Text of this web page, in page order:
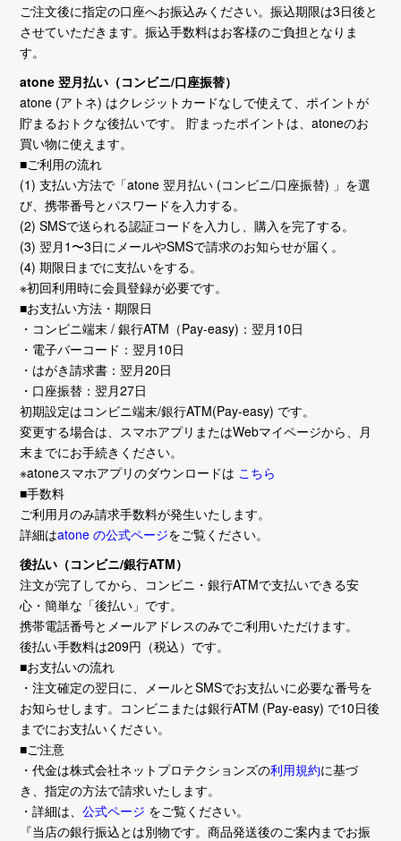
ご注文後に指定の口座へお振込みください。振込期限は3日後と
させていただきます。振込手数料はお客様のご負担となりま
す。
atone 翌月払い（コンビニ/口座振替）
atone (アトネ) はクレジットカードなしで使えて、ポイントが
貯まるおトクな後払いです。 貯まったポイントは、atoneのお
買い物に使えます。
■ご利用の流れ
(1) 支払い方法で「atone 翌月払い (コンビニ/口座振替) 」を選
び、携帯番号とパスワードを入力する。
(2) SMSで送られる認証コードを入力し、購入を完了する。
(3) 翌月1〜3日にメールやSMSで請求のお知らせが届く。
(4) 期限日までに支払いをする。
※初回利用時に会員登録が必要です。
■お支払い方法・期限日
・コンビニ端末 / 銀行ATM（Pay-easy)：翌月10日
・電子バーコード：翌月10日
・はがき請求書：翌月20日
・口座振替：翌月27日
初期設定はコンビニ端末/銀行ATM(Pay-easy) です。
変更する場合は、スマホアプリまたはWebマイページから、月
末までにお手続きください。
※atoneスマホアプリのダウンロードは こちら
■手数料
ご利用月のみ請求手数料が発生いたします。
詳細はatone の公式ページをご覧ください。
後払い（コンビニ/銀行ATM）
注文が完了してから、コンビニ・銀行ATMで支払いできる安
心・簡単な「後払い」です。
携帯電話番号とメールアドレスのみでご利用いただけます。
後払い手数料は209円（税込）です。
■お支払いの流れ
・注文確定の翌日に、メールとSMSでお支払いに必要な番号を
お知らせします。コンビニまたは銀行ATM (Pay-easy) で10日後
までにお支払いください。
■ご注意
・代金は株式会社ネットプロテクションズの利用規約に基づ
き、指定の方法で請求いたします。
・詳細は、公式ページ をご覧ください。
『当店の銀行振込とは別物です。商品発送後のご案内までお振